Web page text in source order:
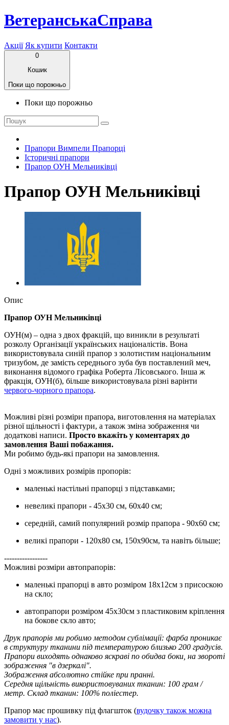
ВетеранськаСправа
Акції Як купити Контакти
0
Кошик
Поки що порожньо
Поки що порожньо
Прапори Вимпели Прапорці
Історичні прапори
Прапор ОУН Мельниківці
Прапор ОУН Мельниківці
Опис
Прапор ОУН Мельниківці
ОУН(м) – одна з двох фракцій, що виникли в результаті
розколу Організації українських націоналістів. Вона
використовувала синій прапор з золотистим національним
тризубом, де замість середнього зуба був поставлений меч,
виконання відомого графіка Роберта Лісовського. Інша ж
фракція, ОУН(б), більше використовувала різні варінти
червого-чорного прапора.
Можливі різні розміри прапора, виготовлення на матеріалах
різної щільності і фактури, а також зміна зображення чи
додаткові написи. Просто вкажіть у коментарях до
замовлення Ваші побажання.
Ми робимо будь-які прапори на замовлення.
Одні з можливих розмірів пропорів:
маленькі настільні прапорці з підставками;
невеликі прапори - 45х30 см, 60х40 см;
середній, самий популярний розмір прапора - 90х60 см;
великі прапори - 120х80 см, 150х90см, та навіть більше;
-----------------
Можливі розміри автопрапорів:
маленькі прапорці в авто розміром 18х12см з присоскою
на скло;
автопрапори розміром 45х30см з пластиковим кріплення
на бокове скло авто;
Друк прапорів ми робимо методом сублімації: фарба проникає
в структуру тканини під температурою близько 200 градусів.
Прапори виходять однаково яскраві по обидва боки, на звороті
зображення "в дзеркалі".
Зображення абсолютно стійке при пранні.
Середня щільність використовуваних тканин: 100 грам /
метр. Склад тканин: 100% поліестер.
Прапор має прошивку під флагшток (вудочку також можна
замовити у нас).